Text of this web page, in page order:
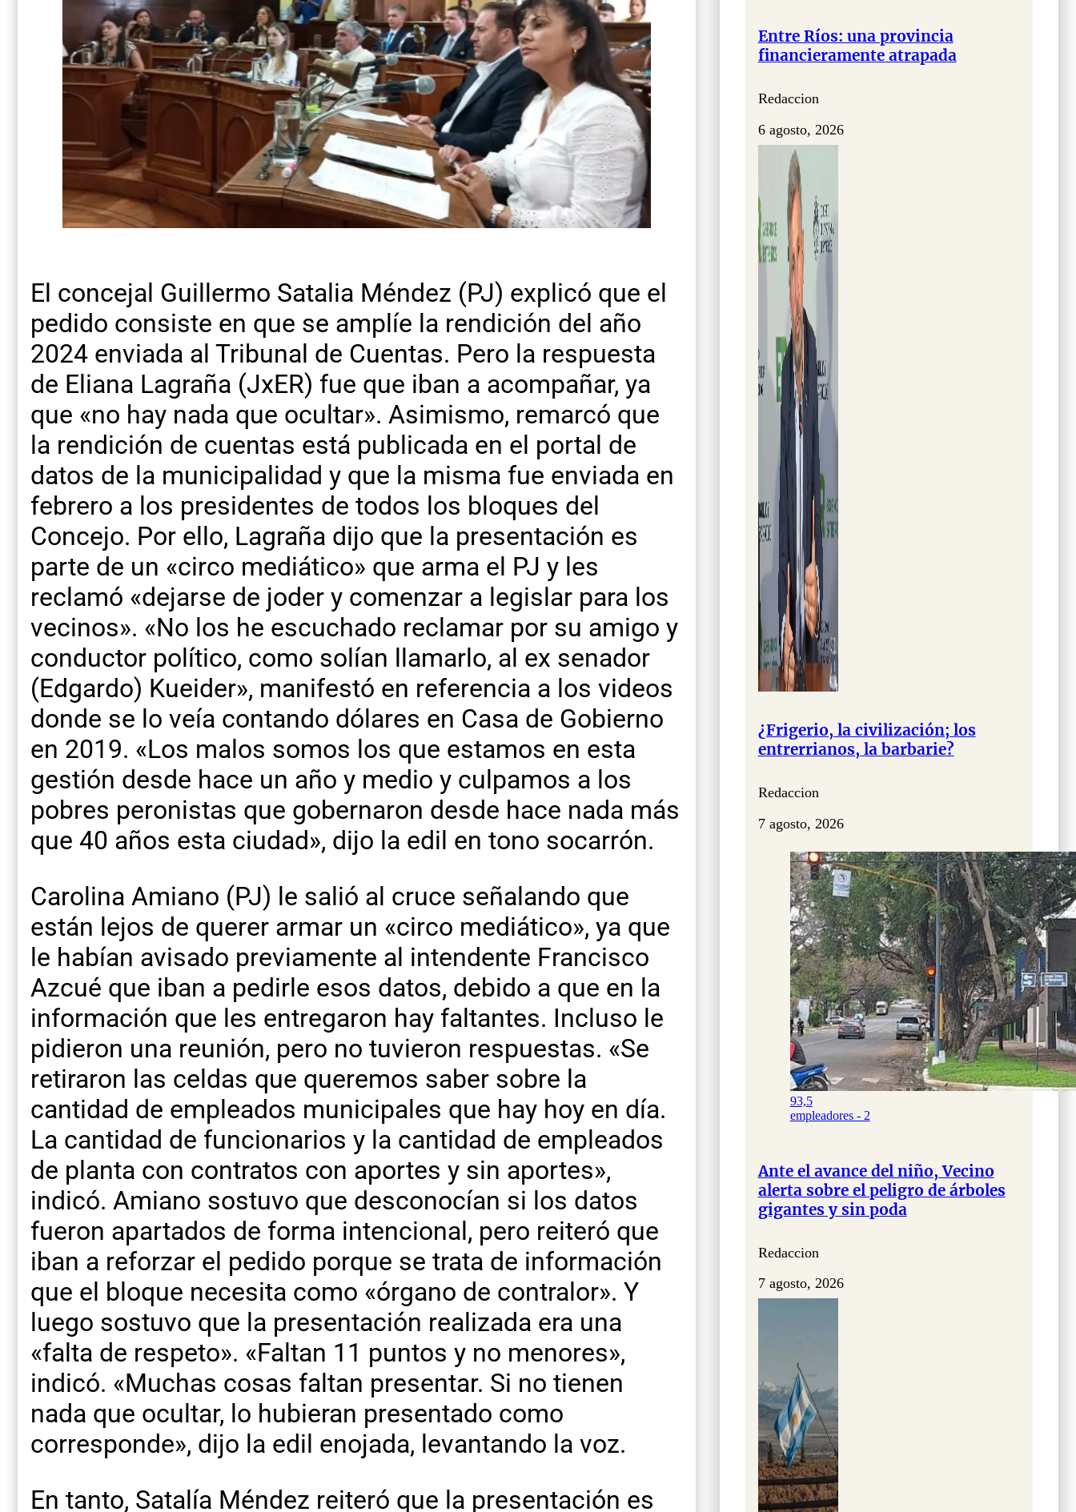
El concejal Guillermo Satalia Méndez (PJ) explicó que el
pedido consiste en que se amplíe la rendición del año
2024 enviada al Tribunal de Cuentas. Pero la respuesta
de Eliana Lagraña (JxER) fue que iban a acompañar, ya
que «no hay nada que ocultar». Asimismo, remarcó que
la rendición de cuentas está publicada en el portal de
datos de la municipalidad y que la misma fue enviada en
febrero a los presidentes de todos los bloques del
Concejo. Por ello, Lagraña dijo que la presentación es
parte de un «circo mediático» que arma el PJ y les
reclamó «dejarse de joder y comenzar a legislar para los
vecinos». «No los he escuchado reclamar por su amigo y
conductor político, como solían llamarlo, al ex senador
(Edgardo) Kueider», manifestó en referencia a los videos
donde se lo veía contando dólares en Casa de Gobierno
en 2019. «Los malos somos los que estamos en esta
gestión desde hace un año y medio y culpamos a los
pobres peronistas que gobernaron desde hace nada más
que 40 años esta ciudad», dijo la edil en tono socarrón.
Carolina Amiano (PJ) le salió al cruce señalando que
están lejos de querer armar un «circo mediático», ya que
le habían avisado previamente al intendente Francisco
Azcué que iban a pedirle esos datos, debido a que en la
información que les entregaron hay faltantes. Incluso le
pidieron una reunión, pero no tuvieron respuestas. «Se
retiraron las celdas que queremos saber sobre la
cantidad de empleados municipales que hay hoy en día.
La cantidad de funcionarios y la cantidad de empleados
de planta con contratos con aportes y sin aportes»,
indicó. Amiano sostuvo que desconocían si los datos
fueron apartados de forma intencional, pero reiteró que
iban a reforzar el pedido porque se trata de información
que el bloque necesita como «órgano de contralor». Y
luego sostuvo que la presentación realizada era una
«falta de respeto». «Faltan 11 puntos y no menores»,
indicó. «Muchas cosas faltan presentar. Si no tienen
nada que ocultar, lo hubieran presentado como
corresponde», dijo la edil enojada, levantando la voz.
En tanto, Satalía Méndez reiteró que la presentación es
Entre Ríos: una provincia
financieramente atrapada
Redaccion
6 agosto, 2026
¿Frigerio, la civilización; los
entrerrianos, la barbarie?
Redaccion
7 agosto, 2026
93,5
empleadores - 2
Ante el avance del niño, Vecino
alerta sobre el peligro de árboles
gigantes y sin poda
Redaccion
7 agosto, 2026